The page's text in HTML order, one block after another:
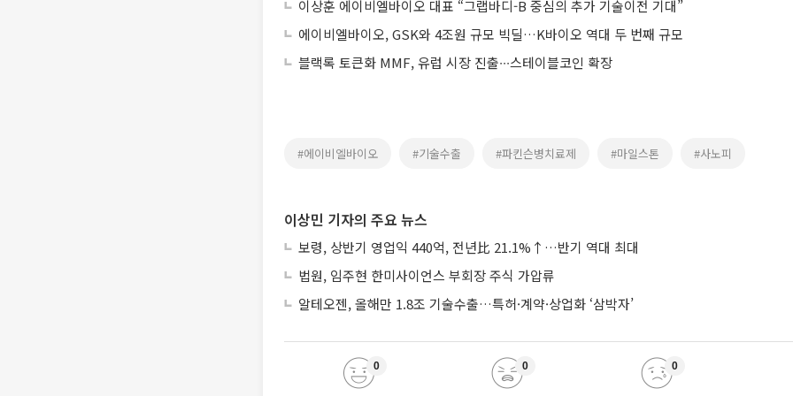
이상훈 에이비엘바이오 대표 “그랩바디-B 중심의 추가 기술이전 기대”
에이비엘바이오, GSK와 4조원 규모 빅딜…K바이오 역대 두 번째 규모
블랙록 토큰화 MMF, 유럽 시장 진출∙∙∙스테이블코인 확장
#에이비엘바이오 #기술수출 #파킨슨병치료제 #마일스톤 #사노피
이상민 기자의 주요 뉴스
보령, 상반기 영업익 440억, 전년比 21.1%↑…반기 역대 최대
법원, 임주현 한미사이언스 부회장 주식 가압류
알테오젠, 올해만 1.8조 기술수출…특허·계약·상업화 ‘삼박자’
0 0 0